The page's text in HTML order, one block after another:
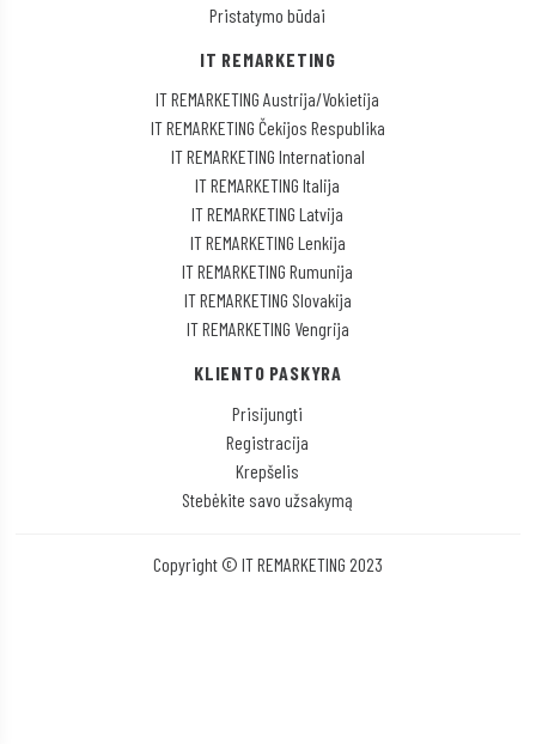
Pristatymo būdai
IT REMARKETING
IT REMARKETING Austrija/Vokietija
IT REMARKETING Čekijos Respublika
IT REMARKETING International
IT REMARKETING Italija
IT REMARKETING Latvija
IT REMARKETING Lenkija
IT REMARKETING Rumunija
IT REMARKETING Slovakija
IT REMARKETING Vengrija
KLIENTO PASKYRA
Prisijungti
Registracija
Krepšelis
Stebėkite savo užsakymą
Copyright © IT REMARKETING 2023